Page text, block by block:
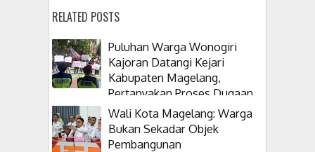
RELATED POSTS
Puluhan Warga Wonogiri
Kajoran Datangi Kejari
Kabupaten Magelang,
Pertanyakan Proses Dugaan
Korupsi Kepala Desanya
Wali Kota Magelang: Warga
Bukan Sekadar Objek
Pembangunan